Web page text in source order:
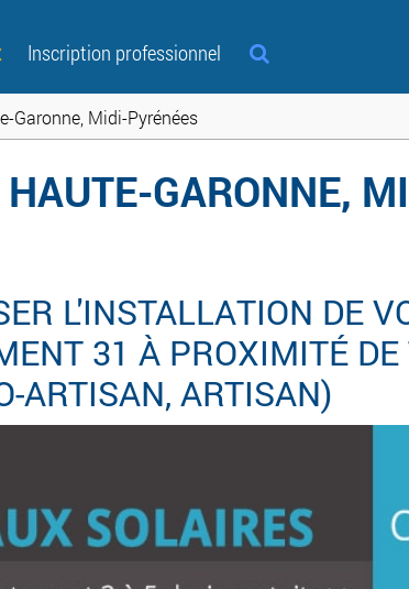
Inscription professionnel
Garonne, Midi-Pyrénées
GARONNE,
L'INSTALLATION DE
31 À PROXIMITÉ DE
ARTISAN, ARTISAN)